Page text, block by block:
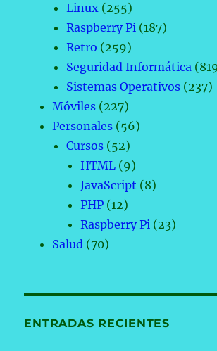
Linux (255)
Raspberry Pi (187)
Retro (259)
Seguridad Informática
Sistemas Operativos (237)
Móviles (227)
Personales (56)
Cursos (52)
HTML (9)
JavaScript (8)
PHP (12)
Raspberry Pi (23)
Salud (70)
ENTRADAS RECIENTES